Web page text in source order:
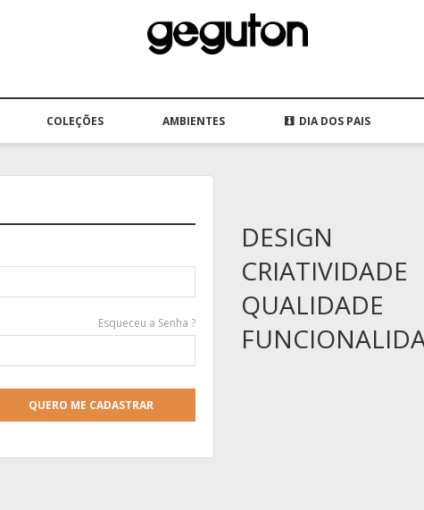
COLEÇÕES AMBIENTES DIA DOS PAIS
Esqueceu a Senha ?
QUERO ME CADASTRAR
DESIGN
CRIATIVIDADE
QUALIDADE